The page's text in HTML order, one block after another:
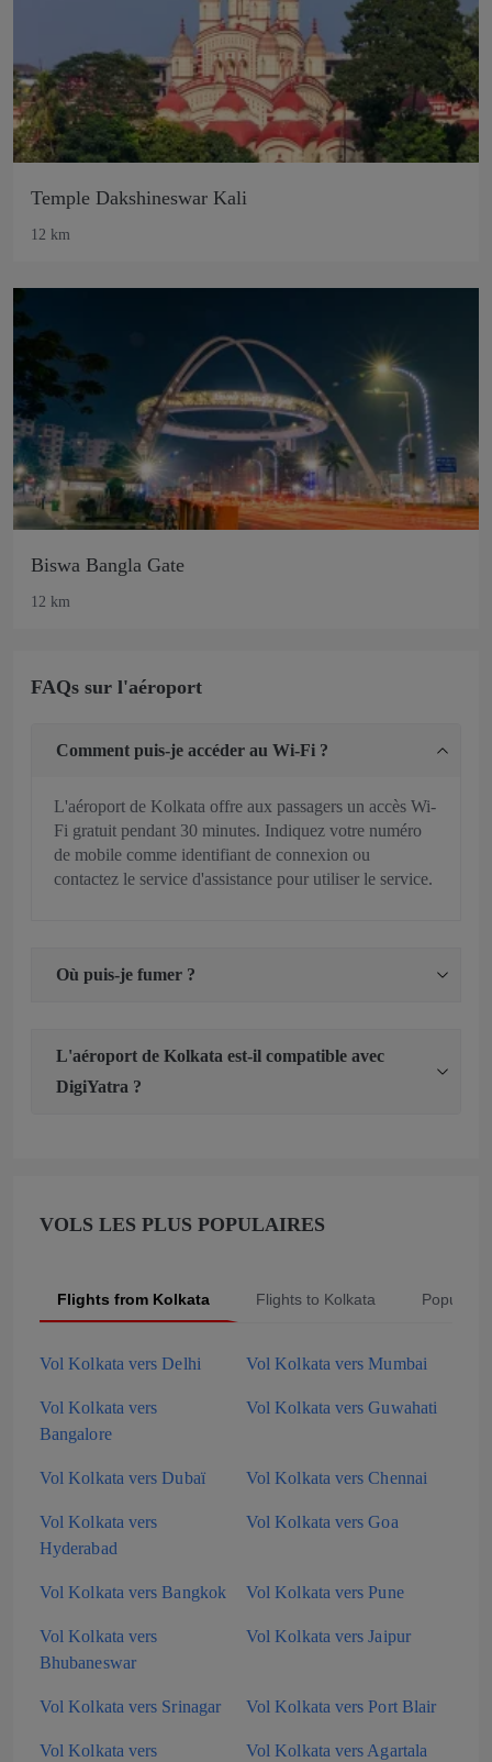
Temple Dakshineswar Kali
12 km
Biswa Bangla Gate
12 km
FAQs sur l'aéroport
Comment puis-je accéder au Wi-Fi ?
L'aéroport de Kolkata offre aux passagers un accès Wi-
Fi gratuit pendant 30 minutes. Indiquez votre numéro
de mobile comme identifiant de connexion ou
contactez le service d'assistance pour utiliser le service.
Où puis-je fumer ?
L'aéroport de Kolkata est-il compatible avec
DigiYatra ?
VOLS LES PLUS POPULAIRES
Flights from Kolkata Flights to Kolkata Popular
Vol Kolkata vers Delhi Vol Kolkata vers Mumbai
Vol Kolkata vers
Bangalore
Vol Kolkata vers Guwahati
Vol Kolkata vers Dubaï Vol Kolkata vers Chennai
Vol Kolkata vers
Hyderabad
Vol Kolkata vers Goa
Vol Kolkata vers Bangkok Vol Kolkata vers Pune
Vol Kolkata vers
Bhubaneswar
Vol Kolkata vers Jaipur
Vol Kolkata vers Srinagar Vol Kolkata vers Port Blair
Vol Kolkata vers
Vol Kolkata vers Agartala